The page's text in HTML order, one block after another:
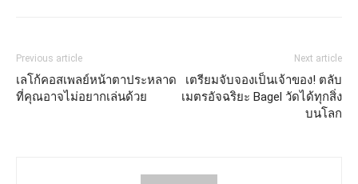
Previous article
เลโก้คอสเพลย์หน้าตาประหลาด
ที่คุณอาจไม่อยากเล่นด้วย
Next article
เตรียมจับจองเป็นเจ้าของ! ตลับ
เมตรอัจฉริยะ Bagel วัดได้ทุกสิ่ง
บนโลก